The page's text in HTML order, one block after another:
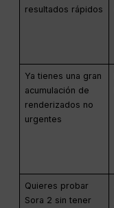
resultados rápidos
Ya tienes una gran
acumulación de
renderizados no
urgentes
Quieres probar
Sora 2 sin tener